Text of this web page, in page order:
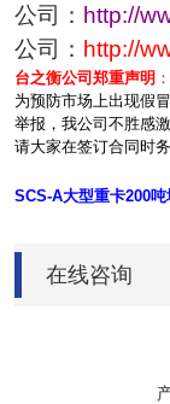
公司： http://
公司： http://
台之衡公司郑重声明 ：
为预防市场上出现假冒
举报，我公司不胜感
请大家在签订合同时
SCS-A大型重卡200
在线咨询